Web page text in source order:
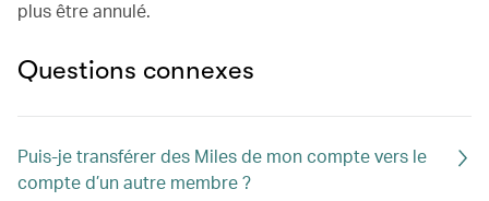
plus être annulé.
Questions connexes
Puis-je transférer des Miles de mon compte vers le
compte d’un autre membre ?